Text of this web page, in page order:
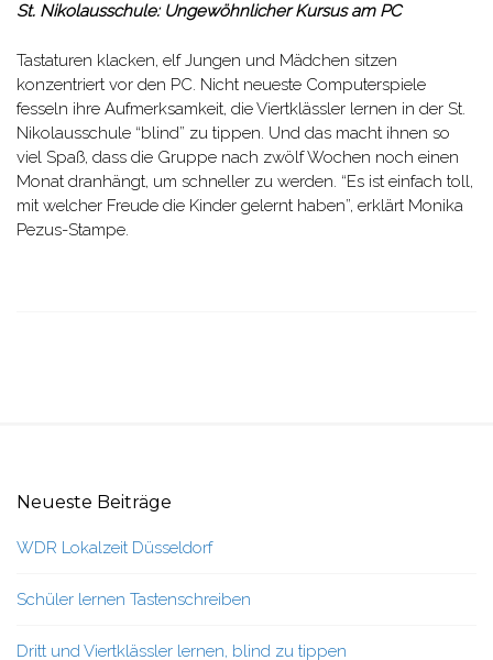
St. Nikolausschule: Ungewöhnlicher Kursus am PC
Tastaturen klacken, elf Jungen und Mädchen sitzen
konzentriert vor den PC. Nicht neueste Computerspiele
fesseln ihre Aufmerksamkeit, die Viertklässler lernen in der St.
Nikolausschule “blind” zu tippen. Und das macht ihnen so
viel Spaß, dass die Gruppe nach zwölf Wochen noch einen
Monat dranhängt, um schneller zu werden. “Es ist einfach toll,
mit welcher Freude die Kinder gelernt haben”, erklärt Monika
Pezus-Stampe.
Neueste Beiträge
WDR Lokalzeit Düsseldorf
Schüler lernen Tastenschreiben
Dritt und Viertklässler lernen, blind zu tippen